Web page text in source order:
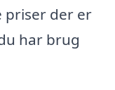
priser der er
har brug